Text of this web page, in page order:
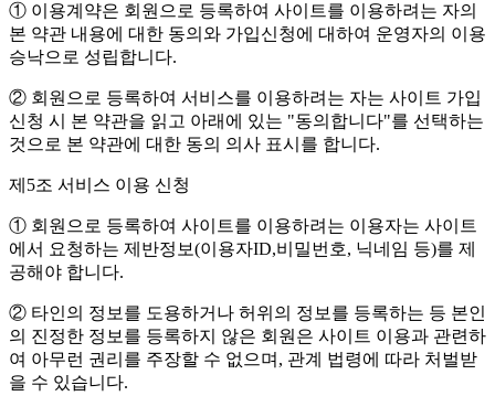
① 이용계약은 회원으로 등록하여 사이트를 이용하려는 자의
본 약관 내용에 대한 동의와 가입신청에 대하여 운영자의 이용
승낙으로 성립합니다.
② 회원으로 등록하여 서비스를 이용하려는 자는 사이트 가입
신청 시 본 약관을 읽고 아래에 있는 "동의합니다"를 선택하는
것으로 본 약관에 대한 동의 의사 표시를 합니다.
제5조 서비스 이용 신청
① 회원으로 등록하여 사이트를 이용하려는 이용자는 사이트
에서 요청하는 제반정보(이용자ID,비밀번호, 닉네임 등)를 제
공해야 합니다.
② 타인의 정보를 도용하거나 허위의 정보를 등록하는 등 본인
의 진정한 정보를 등록하지 않은 회원은 사이트 이용과 관련하
여 아무런 권리를 주장할 수 없으며, 관계 법령에 따라 처벌받
을 수 있습니다.